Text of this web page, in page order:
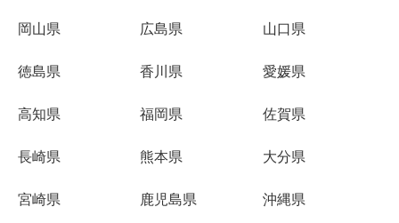
岡山県 広島県 山口県
徳島県 香川県 愛媛県
高知県 福岡県 佐賀県
長崎県 熊本県 大分県
宮崎県 鹿児島県 沖縄県